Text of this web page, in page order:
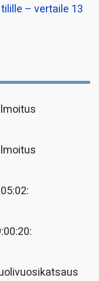
– vertaile 13